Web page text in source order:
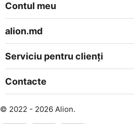
Contul meu
alion.md
Serviciu pentru clienți
Contacte
© 2022 - 2026 Alion.